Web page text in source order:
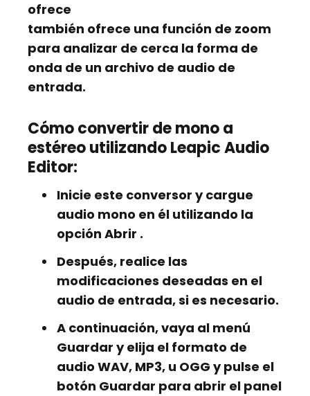
ofrece
también ofrece una función de zoom
para analizar de cerca la forma de
onda de un archivo de audio de
entrada.
Cómo convertir de mono a
estéreo utilizando Leapic Audio
Editor:
Inicie este conversor y cargue
audio mono en él utilizando la
opción Abrir .
Después, realice las
modificaciones deseadas en el
audio de entrada, si es necesario.
A continuación, vaya al menú
Guardar y elija el formato de
audio WAV, MP3, u OGG y pulse el
botón Guardar para abrir el panel